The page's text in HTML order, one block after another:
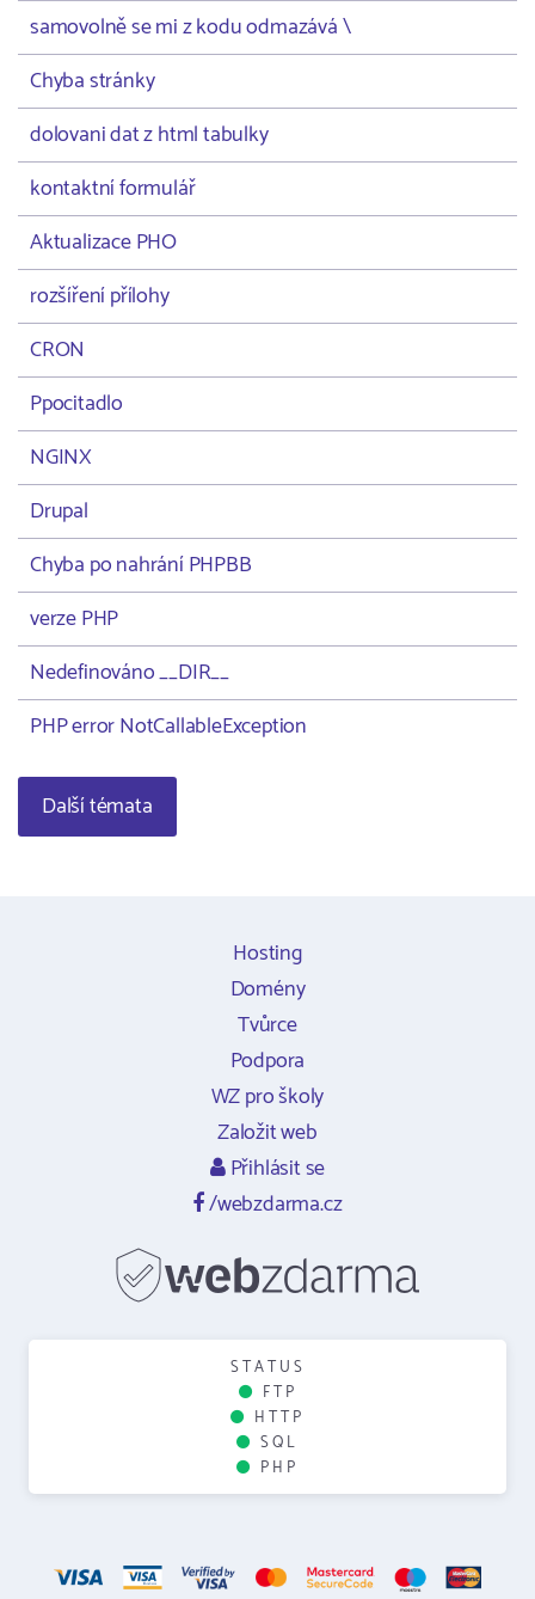
samovolně se mi z kodu odmazává \
Chyba stránky
dolovani dat z html tabulky
kontaktní formulář
Aktualizace PHO
rozšíření přílohy
CRON
Ppocitadlo
NGINX
Drupal
Chyba po nahrání PHPBB
verze PHP
Nedefinováno __DIR__
PHP error NotCallableException
Další témata
Hosting
Domény
Tvůrce
Podpora
WZ pro školy
Založit web
Přihlásit se
/webzdarma.cz
STATUS
FTP
HTTP
SQL
PHP